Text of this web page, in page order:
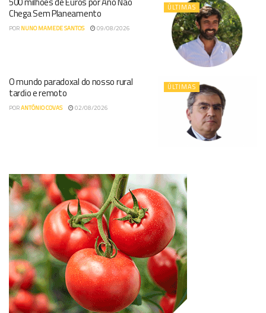
ÚLTIMAS
Chega Sem Planeamento
POR NUNO MAMEDE SANTOS 09/08/2026
ÚLTIMAS
O mundo paradoxal do nosso rural
tardio e remoto
PORANTÓNIO COVAS 02/08/2026